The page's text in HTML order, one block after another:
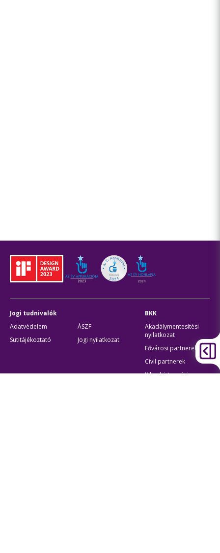
Jogi tudnivalók
Adatvédelem
ÁSZF
Sütitájékoztató
Jogi nyilatkozat
BKK
Akadálymentesítési
nyilatkozat
Fővárosi partnerek
Civil partnerek
Kiberbiztonsági